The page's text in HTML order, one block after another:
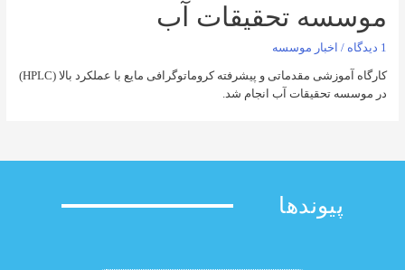
تحقیقات آب
موسسه
کارگاه آموزشی مقدماتی و پیشرفته کروماتوگرافی مایع با عملکرد بالا (HPLC)
آب انجام شد.